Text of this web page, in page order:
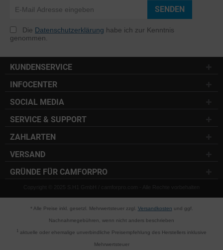
SENDEN
Die Datenschutzerklärung habe ich zur Kenntnis
genommen.
KUNDENSERVICE
INFOCENTER
SOCIAL MEDIA
SERVICE & SUPPORT
ZAHLARTEN
VERSAND
GRÜNDE FÜR CAMFORPRO
Copyright © 2025 S.H1 GmbH / camforpro.com - Alle Rechte vorbehalten
* Alle Preise inkl. gesetzl. Mehrwertsteuer zzgl. Versandkosten und ggf.
Nachnahmegebühren, wenn nicht anders beschrieben
aktuelle oder ehemalige unverbindliche Preisempfehlung des Herstellers inklusive
Mehrwertsteuer